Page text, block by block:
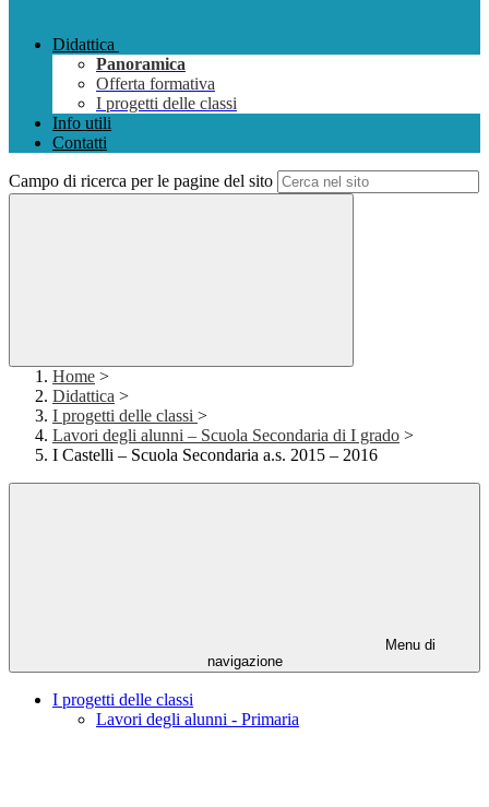
Didattica
Panoramica
Offerta formativa
I progetti delle classi
Info utili
Contatti
Campo di ricerca per le pagine del sito
Home >
Didattica >
I progetti delle classi >
Lavori degli alunni – Scuola Secondaria di I grado >
I Castelli – Scuola Secondaria a.s. 2015 – 2016
Menu di
navigazione
I progetti delle classi
Lavori degli alunni - Primaria